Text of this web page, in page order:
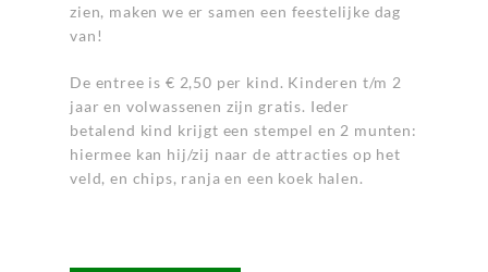
zien, maken we er samen een feestelijke dag
van!
De entree is € 2,50 per kind. Kinderen t/m 2
jaar en volwassenen zijn gratis. Ieder
betalend kind krijgt een stempel en 2 munten:
hiermee kan hij/zij naar de attracties op het
veld, en chips, ranja en een koek halen.